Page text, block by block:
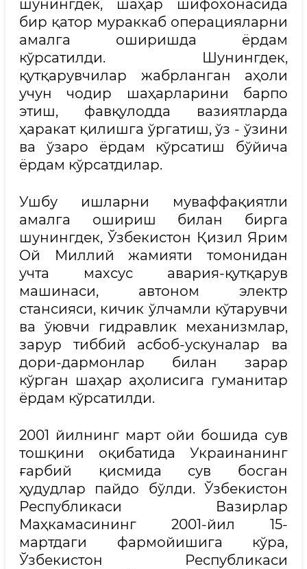
шунингдек, шаҳар шифохонасида
бир қатор мураккаб операцияларни
амалга оширишда ёрдам
кўрсатилди. Шунингдек,
қутқарувчилар жабрланган аҳоли
учун чодир шаҳарларини барпо
этиш, фавқулодда вазиятларда
ҳаракат қилишга ўргатиш, ўз - ўзини
ва ўзаро ёрдам кўрсатиш бўйича
ёрдам кўрсатдилар.
Ушбу ишларни муваффақиятли
амалга ошириш билан бирга
шунингдек, Ўзбекистон Қизил Ярим
Ой Миллий жамияти томонидан
учта махсус авария-қутқарув
машинаси, автоном электр
стансияси, кичик ўлчамли кўтарувчи
ва ўювчи гидравлик механизмлар,
зарур тиббий асбоб-ускуналар ва
дори-дармонлар билан зарар
кўрган шаҳар аҳолисига гуманитар
ёрдам кўрсатилди.
2001 йилнинг март ойи бошида сув
тошқини оқибатида Украинанинг
ғарбий қисмида сув босган
ҳудудлар пайдо бўлди. Ўзбекистон
Республикаси Вазирлар
Маҳкамасининг 2001-йил 15-
мартдаги фармойишига кўра,
Ўзбекистон Республикаси